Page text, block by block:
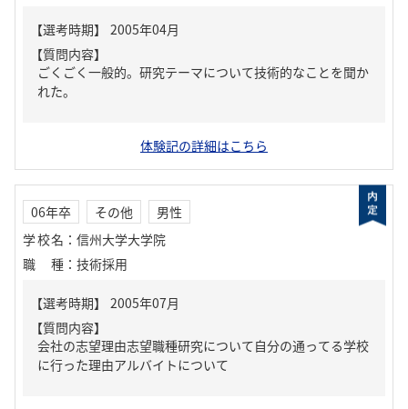
【質問内容】
ごくごく一般的。研究テーマについて技術的なことを聞か
れた。
体験記の詳細はこちら
06年卒 その他
男性
学校名 ： 信州大学大学院
職種 ： 技術採用
【質問内容】
会社の志望理由志望職種研究について自分の通ってる学校
に行った理由アルバイトについて